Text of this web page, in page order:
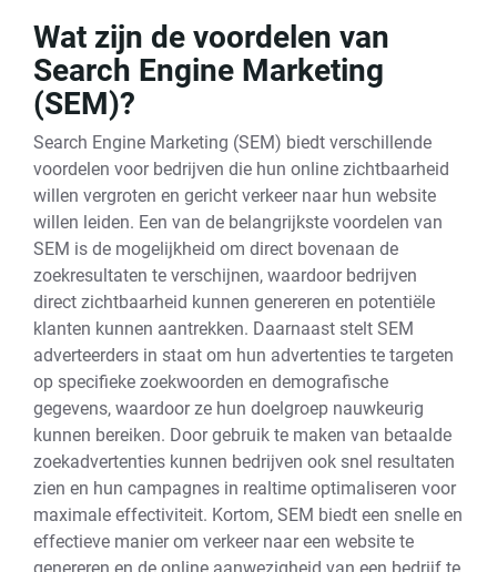
Wat zijn de voordelen van
Search Engine Marketing
(SEM)?
Search Engine Marketing (SEM) biedt verschillende
voordelen voor bedrijven die hun online zichtbaarheid
willen vergroten en gericht verkeer naar hun website
willen leiden. Een van de belangrijkste voordelen van
SEM is de mogelijkheid om direct bovenaan de
zoekresultaten te verschijnen, waardoor bedrijven
direct zichtbaarheid kunnen genereren en potentiële
klanten kunnen aantrekken. Daarnaast stelt SEM
adverteerders in staat om hun advertenties te targeten
op specifieke zoekwoorden en demografische
gegevens, waardoor ze hun doelgroep nauwkeurig
kunnen bereiken. Door gebruik te maken van betaalde
zoekadvertenties kunnen bedrijven ook snel resultaten
zien en hun campagnes in realtime optimaliseren voor
maximale effectiviteit. Kortom, SEM biedt een snelle en
effectieve manier om verkeer naar een website te